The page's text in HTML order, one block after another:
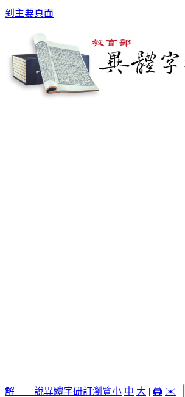
到主要頁面
解 說異體字研訂瀏覽小 中 大 | 🖨️ ✉️ |